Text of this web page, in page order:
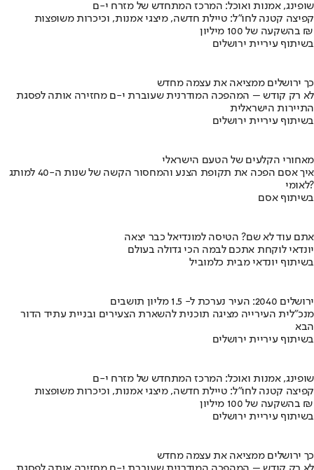
שופינג, אמנות ואוכל: המרכז המתחדש של מזרח י-ם
קפיצה קטנה לחו"ל: טיילת חדשה, מיצגי אמנות, וכיכרות משופצות
בהשקעה של 100 מיליון ₪
בשיתוף עיריית ירושלים
כך ירושלים ממציאה את עצמה מחדש
לא רק קודש – המהפכה המודרנית שעוברת י-ם מחזירה אותה לפסגת
התיירות הישראלית
בשיתוף עיריית ירושלים
מאחורי הקלעים של הטעם הישראלי
איך אסם הפכה את תקופת הצנע והמחסור הקשה של שנות ה-40 למותג
לאומי?
בשיתוף אסם
אתם עוד לא שם? הטיסה למונדיאל כבר יצאה
יונדאי לוקחת אתכם לבמה הכי גדולה בעולם
בשיתוף יונדאי מבית כלמוביל
ירושלים 2040: העיר נערכת ל- 1.5 מליון תושבים
מנכ"לית העירייה מציגה תוכנית להשארת הצעירים ובניית עתיד הדור
הבא
בשיתוף עיריית ירושלים
שופינג, אמנות ואוכל: המרכז המתחדש של מזרח י-ם
קפיצה קטנה לחו"ל: טיילת חדשה, מיצגי אמנות, וכיכרות משופצות
בהשקעה של 100 מיליון ₪
בשיתוף עיריית ירושלים
כך ירושלים ממציאה את עצמה מחדש